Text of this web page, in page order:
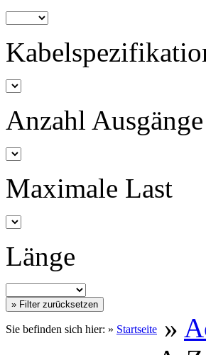
Anzahl Ausgänge
Maximale Last
Länge
Sie befinden sich hier: » Startseite »